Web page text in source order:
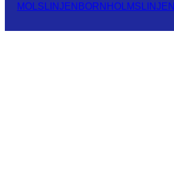
MOLSLINJEN BORNHOLMSLINJEN